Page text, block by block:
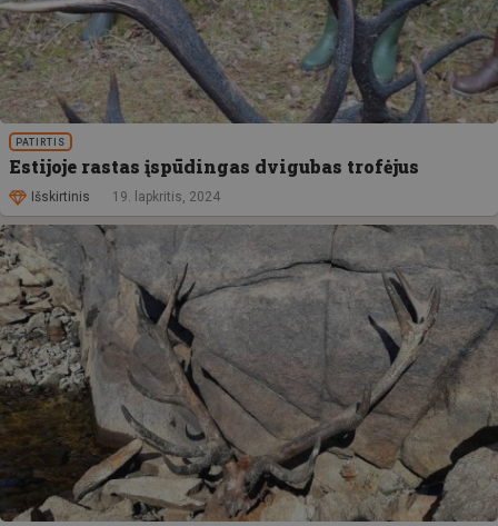
PATIRTIS
Estijoje rastas įspūdingas dvigubas trofėjus
Išskirtinis 19. lapkritis, 2024